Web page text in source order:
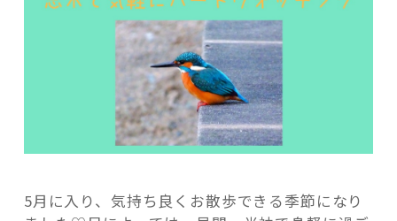
す
め！！”
5月に入り、気持ち良くお散歩できる季節になり